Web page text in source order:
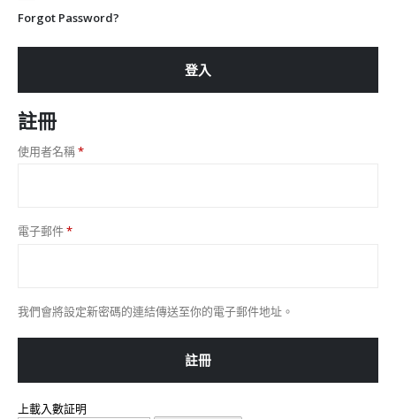
Forgot Password?
登入
註冊
使用者名稱*必
電子郵件*必
我們會將設定新密碼的連結傳送至你的電子郵件地址。
註冊
上載入數証明